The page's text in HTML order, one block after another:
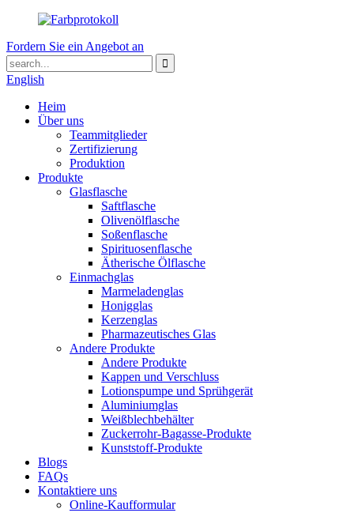
Fordern Sie ein Angebot an
English
Heim
Über uns
Teammitglieder
Zertifizierung
Produktion
Produkte
Glasflasche
Saftflasche
Olivenölflasche
Soßenflasche
Spirituosenflasche
Ätherische Ölflasche
Einmachglas
Marmeladenglas
Honigglas
Kerzenglas
Pharmazeutisches Glas
Andere Produkte
Andere Produkte
Kappen und Verschluss
Lotionspumpe und Sprühgerät
Aluminiumglas
Weißblechbehälter
Zuckerrohr-Bagasse-Produkte
Kunststoff-Produkte
Blogs
FAQs
Kontaktiere uns
Online-Kaufformular